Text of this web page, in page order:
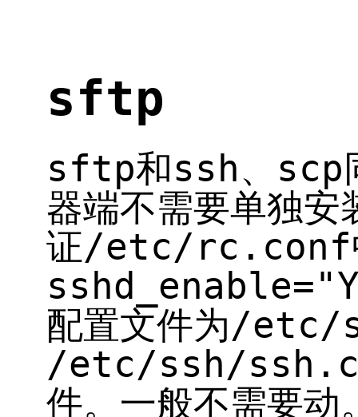
sftp
sftp和ssh、scp
器端不需要单独安
证/etc/rc.conf
配置文件为/
/etc/ssh/
件。一般不需要动